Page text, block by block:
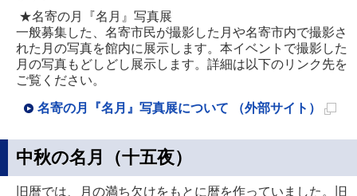
★名寄の月『名月』写真展
一般募集した、名寄市民が撮影した月や名寄市内で撮影さ
れた月の写真を館内に展示します。本イベントで撮影した
月の写真もどしどし展示します。詳細は以下のリンク先を
ご覧ください。
名寄の月『名月』写真展について （外部サイト）
中秋の名月（十五夜）
旧暦では、月の満ち欠けをもとに暦を作っていました。旧